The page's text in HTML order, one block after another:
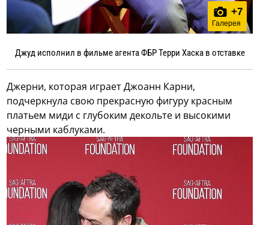
+7
Галерея
Джуд исполнил в фильме агента ФБР Терри Хаска в отставке
Джерни, которая играет Джоанн Карни,
подчеркнула свою прекрасную фигуру красным
платьем миди с глубоким декольте и высокими
черными каблуками.